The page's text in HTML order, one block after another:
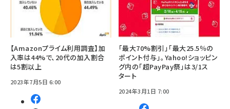
【Amazonプライム利用調査】加
入率は44%で、20代の加入割合
は5割以上
2023年7月5日 6:00
「最大70%割引」「最大25.5％の
ポイント付与」。Yahoo!ショッピン
グ内の「超PayPay祭」は3/1ス
タート
2024年3月1日 7:00